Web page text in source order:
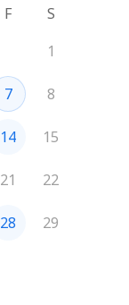
F
S
1
7 8
14 15
21 22
28 29